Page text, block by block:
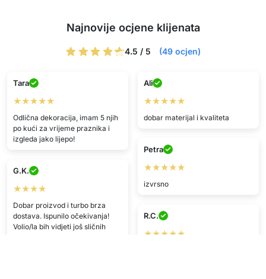
Najnovije ocjene klijenata
4.5 / 5 (49 ocjen)
Tara
★★★★★
Odlična dekoracija, imam 5 njih
po kući za vrijeme praznika i
izgleda jako lijepo!
Ali
★★★★★
dobar materijal i kvaliteta
Petra
★★★★★
izvrsno
G.K.
★★★★
Dobar proizvod i turbo brza
dostava. Ispunilo očekivanja!
Volio/la bih vidjeti još sličnih
R.C.
★★★★★